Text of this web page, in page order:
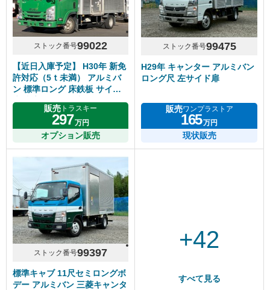
ストック番号99022
【近日入庫予定】 H30年 新免
許対応（5ｔ未満） アルミバ
ン 標準ロング 床鉄板 サイド
扉 内高218cm 5速マニュアル
いすゞエルフ
販売 トラスキー
297万円
オプション販売
ストック番号99475
H29年 キャンター アルミバン
ロング尺 左サイド扉
販売ワンプラストア
165万円
現状販売
ストック番号99397
標準キャブ 11尺セミロングボ
デー アルミバン 三菱キャンタ
+42
すべて見る